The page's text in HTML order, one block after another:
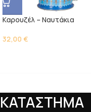
Kαρουζέλ – Ναυτάκια
32,00 €
ΚΑΤΑΣΤΗΜΑ